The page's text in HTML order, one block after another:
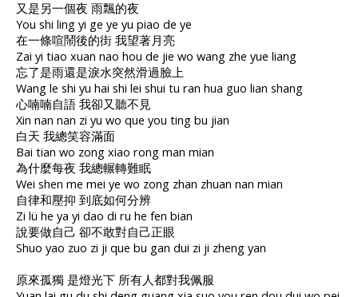
又是另一個夜 雨飄的夜
You shi ling yi ge ye yu piao de ye
在一條喧鬧後的街 我望著月亮
Zai yi tiao xuan nao hou de jie wo wang zhe yue liang
忘了是雨還是淚水突然滑過臉上
Wang le shi yu hai shi lei shui tu ran hua guo lian shang
心喃喃自語 我卻又聽不見
Xin nan nan zi yu wo que you ting bu jian
白天 我總笑容滿面
Bai tian wo zong xiao rong man mian
為什麼每夜 我總輾轉難眠
Wei shen me mei ye wo zong zhan zhuan nan mian
自律和壓抑 到底如何分辨
Zi lü he ya yi dao di ru he fen bian
說要做自己 卻不敢對自己正眼
Shuo yao zuo zi ji que bu gan dui zi ji zheng yan
原來孤獨 是燈光下 所有人都對我佩服